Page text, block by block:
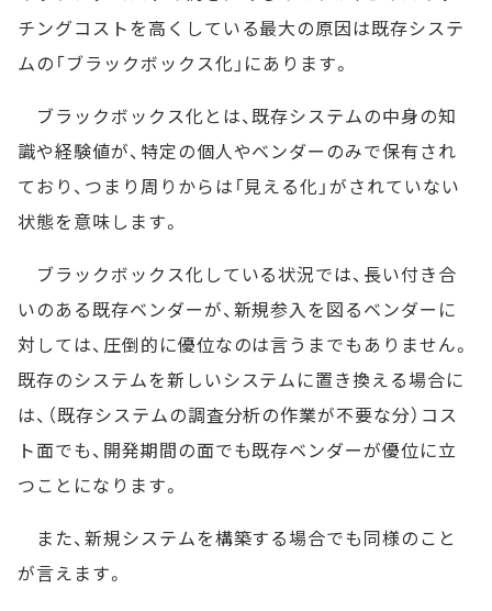
チングコストを高くしている最大の原因は既存システ
ムの「ブラックボックス化」にあります。
ブラックボックス化とは、既存システムの中身の知
識や経験値が、特定の個人やベンダーのみで保有され
ており、つまり周りからは「見える化」がされていない
状態を意味します。
ブラックボックス化している状況では、長い付き合
いのある既存ベンダーが、新規参入を図るベンダーに
対しては、圧倒的に優位なのは言うまでもありません。
既存のシステムを新しいシステムに置き換える場合に
は、（既存システムの調査分析の作業が不要な分）コス
ト面でも、開発期間の面でも既存ベンダーが優位に立
つことになります。
また、新規システムを構築する場合でも同様のこと
が言えます。